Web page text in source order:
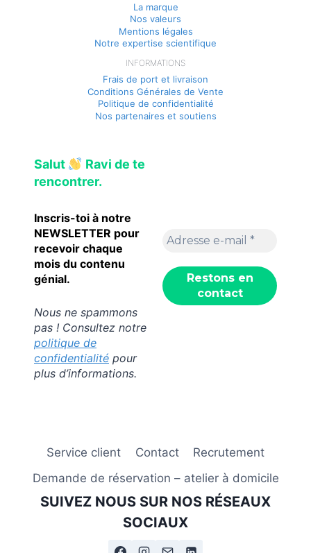
La marque
Nos valeurs
Mentions légales
Notre expertise scientifique
INFORMATIONS
Frais de port et livraison
Conditions Générales de Vente
Politique de confidentialité
Nos partenaires et soutiens
Salut
Ravi de te
rencontrer.
Inscris-toi à notre
NEWSLETTER pour
recevoir chaque
mois du contenu
génial.
Nous ne spammons
pas ! Consultez notre
politique de
confidentialité pour
plus d’informations.
Service client Contact
Recrutement
Demande de réservation – atelier à domicile
SUIVEZ NOUS SUR NOS RÉSEAUX
SOCIAUX